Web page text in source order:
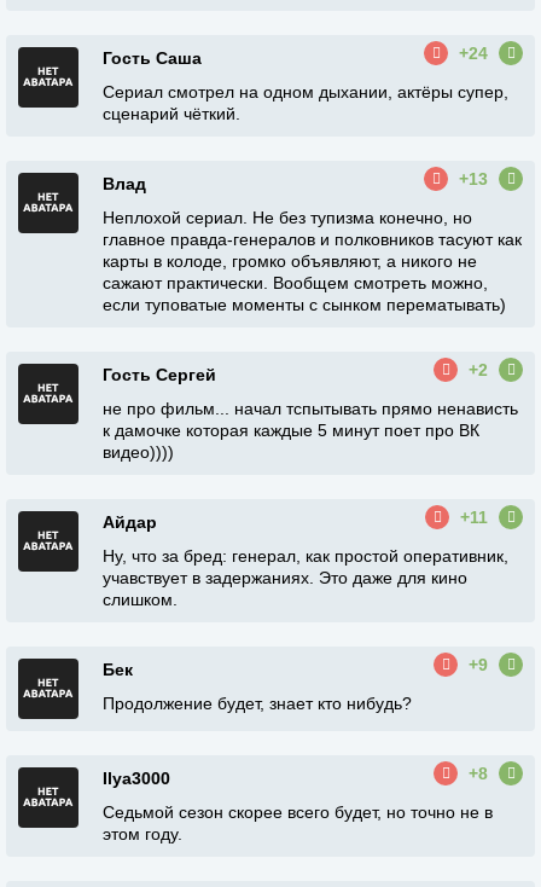
Гость Саша
+24
Сериал смотрел на одном дыхании, актёры супер,
сценарий чёткий.
Влад
+13
Неплохой сериал. Не без тупизма конечно, но
главное правда-генералов и полковников тасуют как
карты в колоде, громко объявляют, а никого не
сажают практически. Вообщем смотреть можно,
если туповатые моменты с сынком перематывать)
Гость Сергей
+2
не про фильм... начал тспытывать прямо ненависть
к дамочке которая каждые 5 минут поет про ВК
видео))))
Айдар
+11
Ну, что за бред: генерал, как простой оперативник,
учавствует в задержаниях. Это даже для кино
слишком.
Бек
+9
Продолжение будет, знает кто нибудь?
Ilya3000
+8
Седьмой сезон скорее всего будет, но точно не в
этом году.